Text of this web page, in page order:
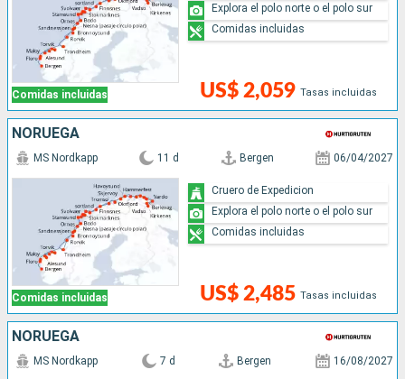
Comidas incluidas US$ 2,059 Tasas incluidas
Explora el polo norte o el polo sur
Comidas incluidas
NORUEGA
Comidas incluidas
MS Nordkapp 11 d Bergen 06/04/2027
US$ 2,485 Tasas incluidas
Cruero de Expedicion
Explora el polo norte o el polo sur
Comidas incluidas
NORUEGA
MS Nordkapp 7 d Bergen 16/08/2027